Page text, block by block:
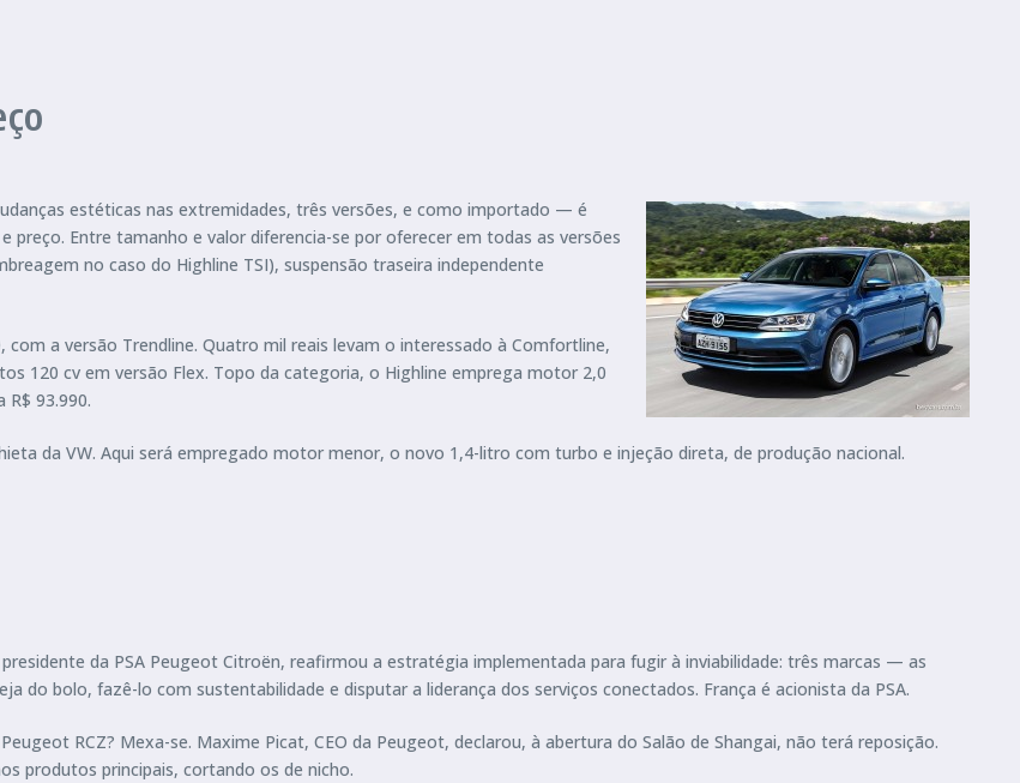
estéticas nas extremidades, três versões, e como importado — é
Entre tamanho e valor diferencia-se por oferecer em todas as versões
no caso do Highline TSI), suspensão traseira independente
a versão Trendline. Quatro mil reais levam o interessado à Comfortline,
120 cv em versão Flex. Topo da categoria, o Highline emprega motor 2,0
93.990.
da VW. Aqui será empregado motor menor, o novo 1,4-litro com turbo e injeção direta, de produção nacional.
da PSA Peugeot Citroën, reafirmou a estratégia implementada para fugir à inviabilidade: três marcas — as
do bolo, fazê-lo com sustentabilidade e disputar a liderança dos serviços conectados. França é acionista da PSA.
RCZ? Mexa-se. Maxime Picat, CEO da Peugeot, declarou, à abertura do Salão de Shangai, não terá reposição.
produtos principais, cortando os de nicho.